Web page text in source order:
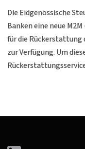
Die Eidgenössische
Banken eine neue
für die Rückerstattung
zur Verfügung. Um